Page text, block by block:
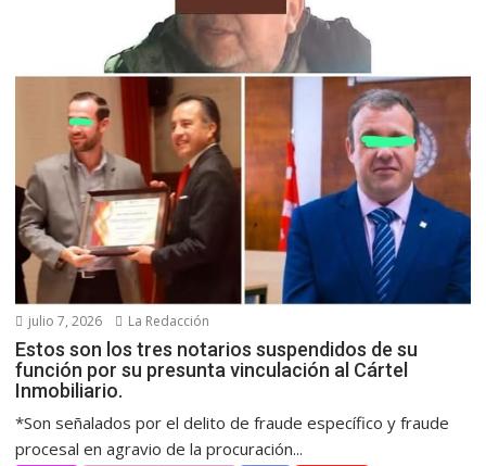
julio 7, 2026 La Redacción
Estos son los tres notarios suspendidos de su
función por su presunta vinculación al Cártel
Inmobiliario.
*Son señalados por el delito de fraude específico y fraude
procesal en agravio de la procuración...